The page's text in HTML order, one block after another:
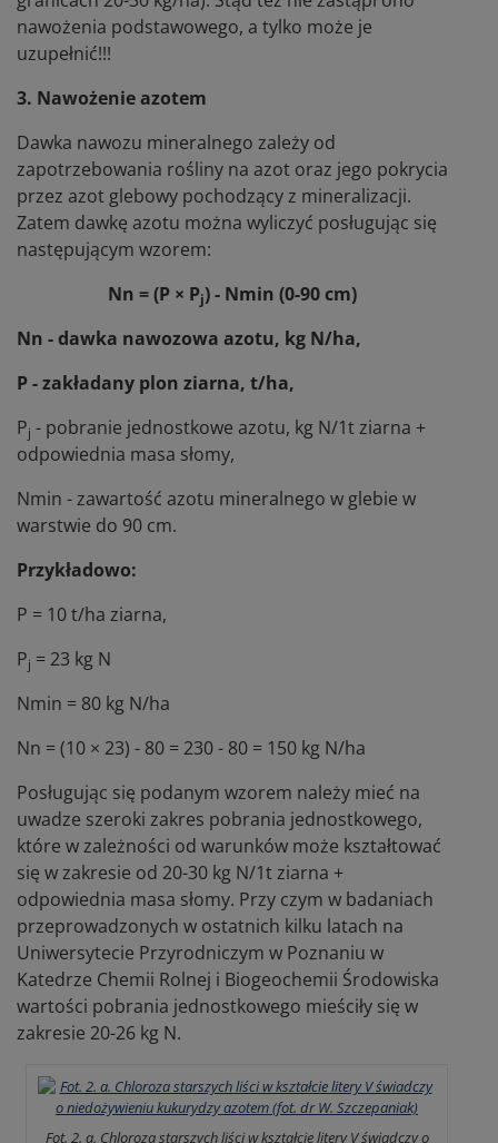
nawożenia podstawowego, a tylko może je
uzupełnić!!!
3. Nawożenie azotem
Dawka nawozu mineralnego zależy od
zapotrzebowania rośliny na azot oraz jego pokrycia
przez azot glebowy pochodzący z mineralizacji.
Zatem dawkę azotu można wyliczyć posługując się
następującym wzorem:
Nn = (P × Pj) - Nmin (0-90 cm)
Nn - dawka nawozowa azotu, kg N/ha,
P - zakładany plon ziarna, t/ha,
Pj - pobranie jednostkowe azotu, kg N/1t ziarna +
odpowiednia masa słomy,
Nmin - zawartość azotu mineralnego w glebie w
warstwie do 90 cm.
Przykładowo:
P = 10 t/ha ziarna,
Pj = 23 kg N
Nmin = 80 kg N/ha
Nn = (10 × 23) - 80 = 230 - 80 = 150 kg N/ha
Posługując się podanym wzorem należy mieć na
uwadze szeroki zakres pobrania jednostkowego,
które w zależności od warunków może kształtować
się w zakresie od 20-30 kg N/1t ziarna +
odpowiednia masa słomy. Przy czym w badaniach
przeprowadzonych w ostatnich kilku latach na
Uniwersytecie Przyrodniczym w Poznaniu w
Katedrze Chemii Rolnej i Biogeochemii Środowiska
wartości pobrania jednostkowego mieściły się w
zakresie 20-26 kg N.
Fot. 2. a. Chloroza starszych liści w kształcie litery V świadczy o